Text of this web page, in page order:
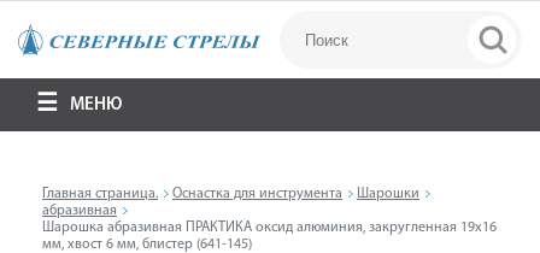
МЕНЮ
Главная страница. Оснастка для инструмента
Шарошки
абразивная
Шарошка абразивная ПРАКТИКА оксид алюминия, закругленная 19х16
мм, хвост 6 мм, блистер (641-145)